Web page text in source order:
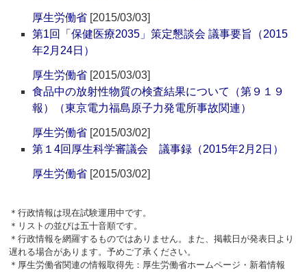
厚生労働省 [2015/03/03]
第1回「保健医療2035」策定懇談会 議事要旨（2015
年2月24日）
厚生労働省 [2015/03/03]
食品中の放射性物質の検査結果について（第９１９
報）（東京電力福島原子力発電所事故関連）
厚生労働省 [2015/03/02]
第１4回厚生科学審議会 議事録（2015年2月2日）
厚生労働省 [2015/03/02]
＊行政情報は現在試験運用中です。
＊リストの並びは五十音順です。
＊行政情報を網羅するものではありません。また、掲載日が発表日より
遅れる場合があります。予めご了承ください。
＊厚生労働省関連の情報取得先：厚生労働省ホームページ・新着情報